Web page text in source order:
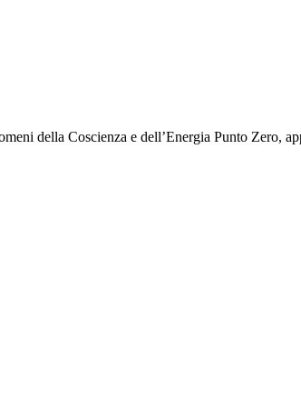
della Coscienza e dell’Energia Punto Zero,